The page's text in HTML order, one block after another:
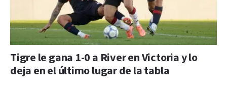
Tigre le gana 1-0 a River en Victoria y lo
deja en el último lugar de la tabla